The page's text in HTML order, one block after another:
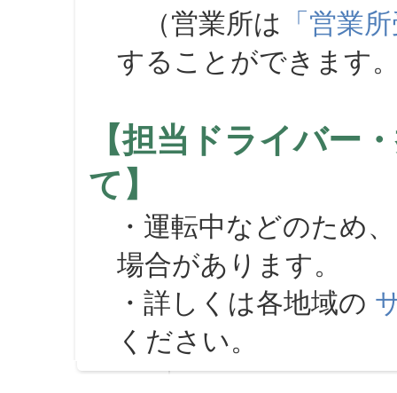
（営業所は 「営業
することができます
【担当ドライバー
て】
・運転中などのため
場合があります。
・詳しくは各地域の
ください。